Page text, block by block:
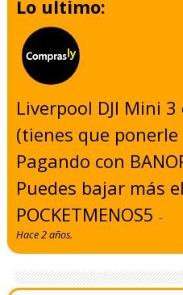
Lo ultimo:
Liverpool DJI Mini
(tienes que
Pagando con
Puedes bajar más
POCKETMENOS5-
Hace 2 años.